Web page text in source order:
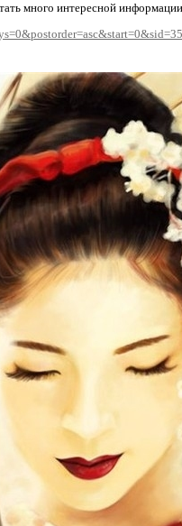
много интересной